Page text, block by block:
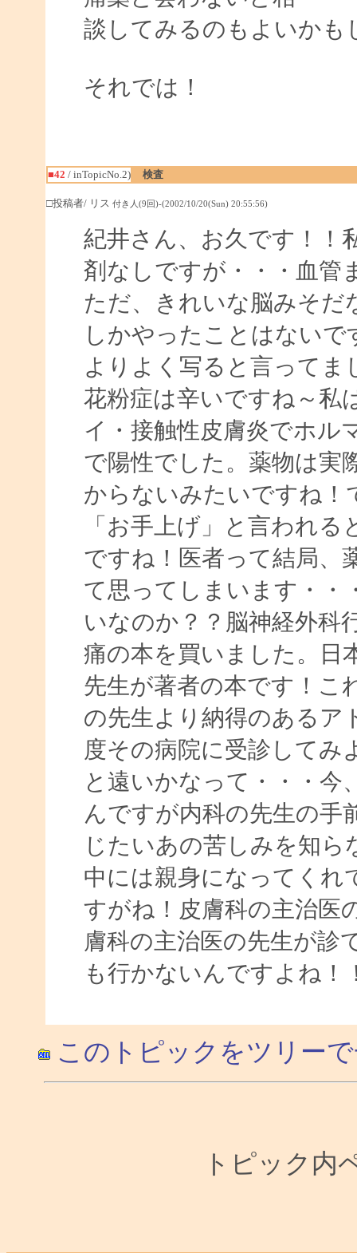
談してみるのもよいかも
それでは！
■42 / inTopicNo.2) 検査
□投稿者/ リス 付き人(9回)-(2002/10/20(Sun) 20:55:56)
紀井さん、お久です！！
剤なしですが・・・血管
ただ、きれいな脳みそだ
しかやったことはないで
よりよく写ると言ってま
花粉症は辛いですね～私
イ・接触性皮膚炎でホル
で陽性でした。薬物は実
からないみたいですね！
「お手上げ」と言われ
ですね！医者って結局、
て思ってしまいます・・
いなのか？？脳神経外科
痛の本を買いました。日
先生が著者の本です！こ
の先生より納得のあるア
度その病院に受診してみ
と遠いかなって・・・今
んですが内科の先生の手
じたいあの苦しみを知
中には親身になってくれ
すがね！皮膚科の主治医
膚科の主治医の先生が診
も行かないんですよね！
このトピックをツリー
トピック内